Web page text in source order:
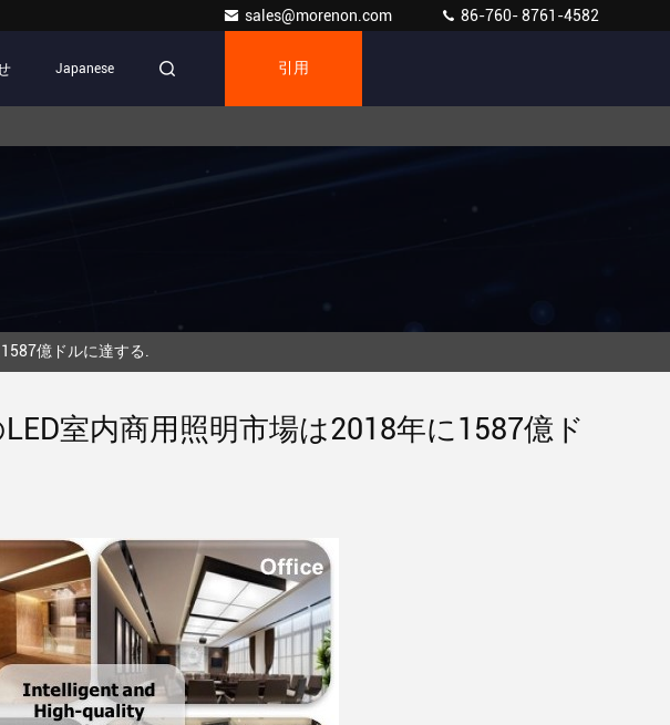
sales@morenon.com 86-760- 8761-4582
Japanese 引用
億ドルに達する.
室内商用照明市場は2018年に1587億ド